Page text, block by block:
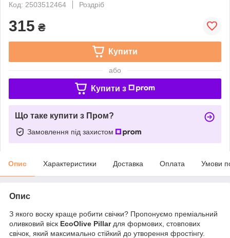
Код: 2503512464
Роздріб
315 ₴
Купити
або
Купити з
Що таке купити з Пром?
Замовлення під захистом
Опис Характеристики Доставка Оплата Умови
Опис
З якого воску краще робити свічки? Пропонуємо преміальний
оливковий віск EcoOlive Pillarдля формових, стовпових
свічок, який максимально стійкий до утворення фростінгу.